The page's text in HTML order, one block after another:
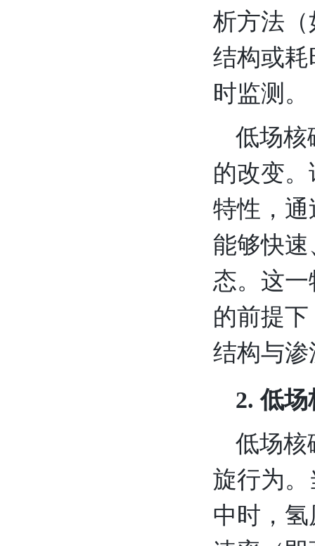
析方法
结构或
时监测。
低场核
的改变
特性，
能够快
态。这
的前提
结构与
2. 低
低场核
旋行为
中时，